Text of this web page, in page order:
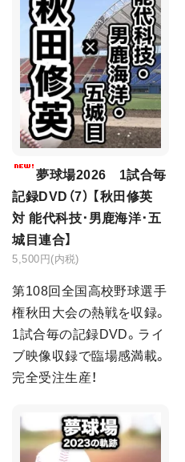
夢球場2026 1試合毎
記録DVD（7） 【秋田修英
対 能代科技･男鹿海洋･五
城目連合】
5,500円(内税)
第108回全国高校野球選手
権秋田大会の熱戦を収録。
1試合毎の記録DVD。ライ
ブ映像収録で臨場感満載。
完全受注生産！